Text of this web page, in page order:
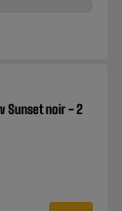
Sunset noir - 2